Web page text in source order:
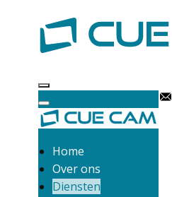
Home
Over ons
Diensten